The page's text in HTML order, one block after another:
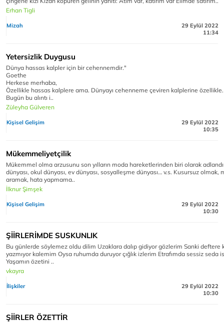
Erhan Tigli
Mizah
29 Eylül 2022
11:34
Yetersizlik Duygusu
Dünya hassas kalpler için bir cehennemdir."
Goethe
Herkese merhaba,
Özellikle hassas kalplere ama. Dünyayı cehenneme çeviren kalplerine özellikle.
Bugün bu alıntı i..
Züleyha Gülveren
Kişisel Gelişim
29 Eylül 2022
10:35
Mükemmeliyetçilik
Mükemmel olma arzusunu son yılların moda hareketlerinden biri olarak
dünyası, okul dünyası, ev dünyası, sosyalleşme dünyası… v.s. Kusursuz olmak,
aramak, hata yapmama..
İlknur Şimşek
Kişisel Gelişim
29 Eylül 2022
10:30
ŞİİRLERİMDE SUSKUNLIK
Bu günlerde söylemez oldu dilim Uzaklara dalıp gidiyor gözlerim Sanki deftere
yazmıyor kalemim Oysa ruhumda duruyor çığlık izlerim Etrafımda sessiz seda
Yaşamın özetini ..
vkayra
İlişkiler
29 Eylül 2022
10:30
ŞİİRLER ÖZETTİR